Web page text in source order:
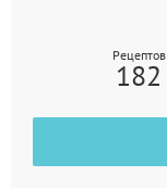
Рецептов
182